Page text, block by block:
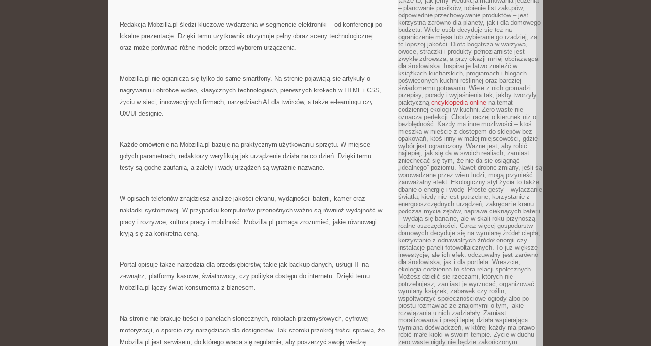
Redakcja Mobzilla.pl śledzi kluczowe wydarzenia w segmencie elektroniki – od konferencji po
lokalne prezentacje. Dzięki temu użytkownik otrzymuje pełny obraz sceny technologicznej
oraz może porównać różne modele przed wyborem urządzenia.
Mobzilla.pl nie ogranicza się tylko do same smartfony. Na stronie pojawiają się artykuły o
nagrywaniu i obróbce wideo, klasycznych technologiach, pierwszych krokach w HTML i CSS,
życiu w sieci, innowacyjnych firmach, narzędziach AI dla twórców, a także e-learningu czy
UX/UI designie.
Każde omówienie na Mobzilla.pl bazuje na praktycznym użytkowaniu sprzętu. W miejsce
gołych parametrach, redaktorzy weryfikują jak urządzenie działa na co dzień. Dzięki temu
testy są godne zaufania, a zalety i wady urządzeń są wyraźnie nazwane.
W opisach telefonów znajdziesz analizę jakości ekranu, wydajności, baterii, kamer oraz
nakładki systemowej. W przypadku komputerów przenośnych ważne są również wydajność w
pracy i rozrywce, kultura pracy i mobilność. Mobzilla.pl pomaga zrozumieć, jakie równowagi
kryją się za konkretną ceną.
Portal opisuje także narzędzia dla przedsiębiorstw, takie jak backup danych, usługi IT na
zewnątrz, platformy kasowe, światłowody, czy polityka dostępu do internetu. Dzięki temu
Mobzilla.pl łączy świat konsumenta z biznesem.
Na stronie nie brakuje treści o panelach słonecznych, robotach przemysłowych, cyfrowej
motoryzacji, e-sporcie czy narzędziach dla designerów. Tak szeroki przekrój treści sprawia, że
Mobzilla.pl jest serwisem, do którego wraca się regularnie, aby poszerzyć swoją wiedzę.
– planowanie posiłków, robienie list zakupów,
odpowiednie przechowywanie produktów – jest
korzystna zarówno dla planety, jak i dla domowego
budżetu. Wiele osób decyduje się też na
ograniczenie mięsa lub wybieranie go rzadziej, za
to lepszej jakości. Dieta bogatsza w warzywa,
owoce, strączki i produkty pełnoziarniste jest
zwykle zdrowsza, a przy okazji mniej obciążająca
dla środowiska. Inspiracje łatwo znaleźć w
książkach kucharskich, programach i blogach
poświęconych kuchni roślinnej oraz bardziej
świadomemu gotowaniu. Wiele z nich gromadzi
przepisy, porady i wyjaśnienia tak, jakby tworzyły
praktyczną encyklopedia online na temat
codziennej ekologii w kuchni. Zero waste nie
oznacza perfekcji. Chodzi raczej o kierunek niż o
bezbłędność. Każdy ma inne możliwości – ktoś
mieszka w mieście z dostępem do sklepów bez
opakowań, ktoś inny w małej miejscowości, gdzie
wybór jest ograniczony. Ważne jest, aby robić
najlepiej, jak się da w swoich realiach, zamiast
zniechęcać się tym, że nie da się osiągnąć
„idealnego” poziomu. Nawet drobne zmiany, jeśli są
wprowadzane przez wielu ludzi, mogą przynieść
zauważalny efekt. Ekologiczny styl życia to także
dbanie o energię i wodę. Proste gesty – wyłączanie
światła, kiedy nie jest potrzebne, korzystanie z
energooszczędnych urządzeń, zakręcanie kranu
podczas mycia zębów, naprawa cieknących baterii
– wydają się banalne, ale w skali roku przynoszą
realne oszczędności. Coraz więcej gospodarstw
domowych decyduje się na wymianę źródeł ciepła,
korzystanie z odnawialnych źródeł energii czy
instalację paneli fotowoltaicznych. To już większe
inwestycje, ale ich efekt odczuwalny jest zarówno
dla środowiska, jak i dla portfela. Wreszcie,
ekologia codzienna to sfera relacji społecznych.
Możesz dzielić się rzeczami, których nie
potrzebujesz, zamiast je wyrzucać, organizować
wymiany książek, zabawek czy roślin,
współtworzyć społecznościowe ogrody albo po
prostu rozmawiać ze znajomymi o tym, jakie
rozwiązania u nich zadziałały. Zamiast
moralizowania i presji lepiej działa wspierająca
wymiana doświadczeń, w której każdy ma prawo
robić małe kroki w swoim tempie. Życie w duchu
zero waste nigdy nie będzie zakończonym